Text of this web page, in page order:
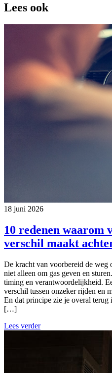
Lees ook
18 juni 2026
10 redenen waarom
verschil maakt
De kracht van voorbereid de weg
niet alleen om gas geven en
timing en verantwoordelijkheid.
verschil tussen onzeker rijden en
En dat principe zie je overal terug
[…]
Lees verder